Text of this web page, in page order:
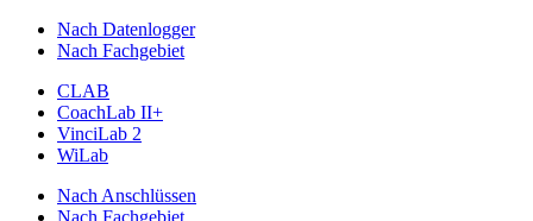
Nach Datenlogger
Nach Fachgebiet
CLAB
CoachLab II+
VinciLab 2
WiLab
Nach Anschlüssen
Nach Fachgebiet